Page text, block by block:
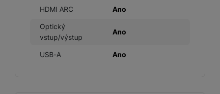
HDMI ARC Ano
Optický
vstup/výstup
Ano
USB-A Ano